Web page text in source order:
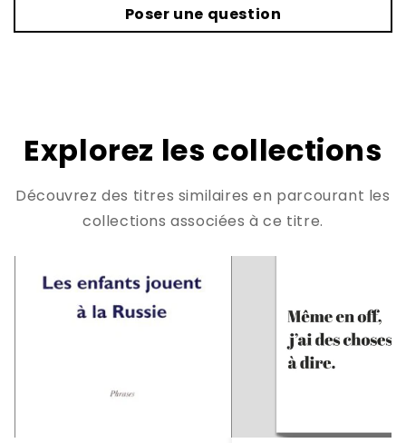
Poser une question
Explorez les collections
Découvrez des titres similaires en parcourant les
collections associées à ce titre.